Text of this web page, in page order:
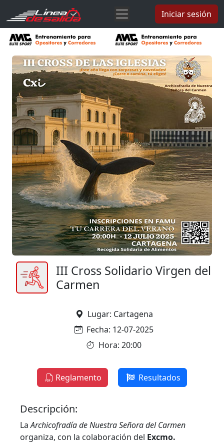
Iniciar sesión
III Cross Solidario Virgen del
Carmen
Lugar: Cartagena
Fecha: 12-07-2025
Hora: 20:00
Reglamento Resultados
Descripción:
LaArchicofradía de Nuestra Señora del Carmen
organiza, con la colaboración del Excmo.